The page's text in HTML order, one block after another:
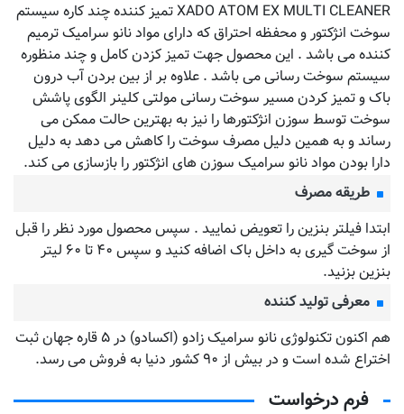
XADO ATOM EX MULTI CLEANER تمیز کننده چند کاره سیستم
سوخت انژکتور و محفظه احتراق که دارای مواد نانو سرامیک ترمیم
کننده می باشد . این محصول جهت تمیز کزدن کامل و چند منظوره
سیستم سوخت رسانی می باشد . علاوه بر از بین بردن آب درون
باک و تمیز کردن مسیر سوخت رسانی مولتی کلینر الگوی پاشش
سوخت توسط سوزن انژکتورها را نیز به بهترین حالت ممکن می
رساند و به همین دلیل مصرف سوخت را کاهش می دهد به دلیل
دارا بودن مواد نانو سرامیک سوزن های انژکتور را بازسازی می کند.
طریقه مصرف
ابتدا فیلتر بنزین را تعویض نمایید . سپس محصول مورد نظر را قبل
از سوخت گیری به داخل باک اضافه کنید و سپس ۴۰ تا ۶۰ لیتر
بنزین بزنید.
معرفی تولید کننده
هم اکنون تکنولوژی نانو سرامیک زادو (اکسادو) در ۵ قاره جهان ثبت
اختراع شده است و در بیش از ۹۰ کشور دنیا به فروش می رسد.
فرم درخواست